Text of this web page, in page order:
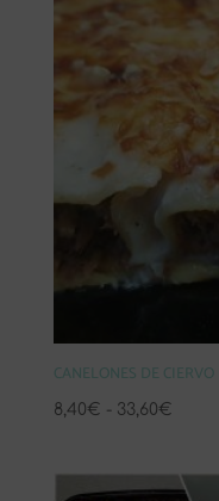
CANELONES DE CIERVO
8,40€ - 33,60€Rango
desde